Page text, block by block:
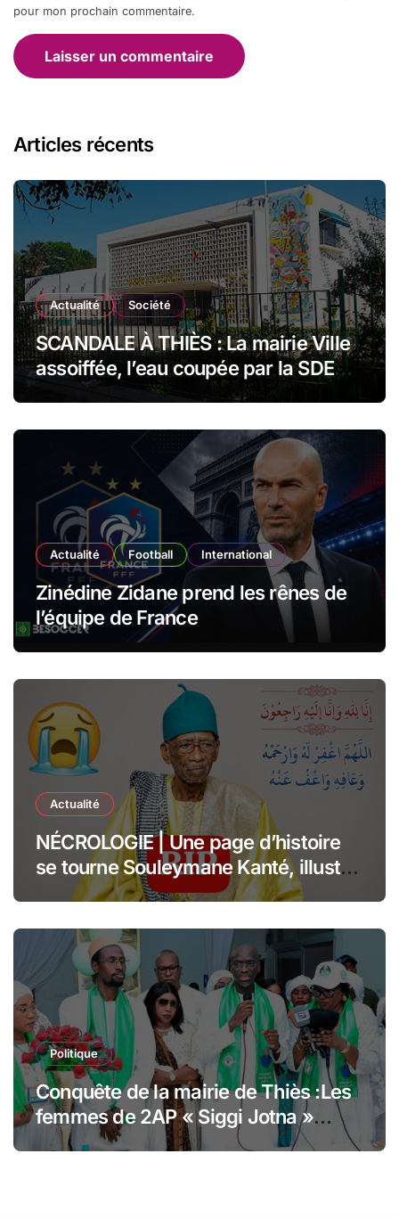
pour mon prochain commentaire.
Articles récents
Actualité Société
SCANDALE À THIÈS : La mairie Ville
assoiffée, l’eau coupée par la SDE
pour impayés en plein festival de
Actualité Football International
Zinédine Zidane prend les rênes de
l’équipe de France
Actualité
NÉCROLOGIE | Une page d’histoire
se tourne Souleymane Kanté, illustre
collaborateur du Président Senghor,
Politique
Conquête de la mairie de Thiès :Les
femmes de 2AP « Siggi Jotna »
adoubent Abdoulaye Dièye et